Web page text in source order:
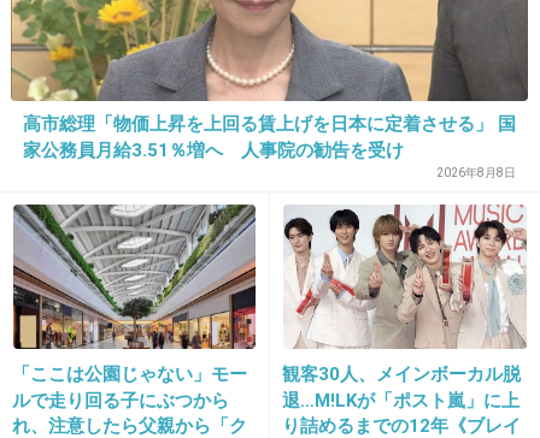
+12
15. 匿名 2013/04/29(月) 19:20:50
ちゃんと後輩の面倒みてあげてね
+15 -0
高市総理「物価上昇を上回る賃上げを日本に定着させる」 国
家公務員月給3.51％増へ 人事院の勧告を受け
2026年8月8日
「ここは公園じゃない」モー
ルで走り回る子にぶつから
れ、注意したら父親から「ク
観客30人、メインボーカル脱
退…M!LKが「ポスト嵐」に上
り詰めるまでの12年《ブレイ